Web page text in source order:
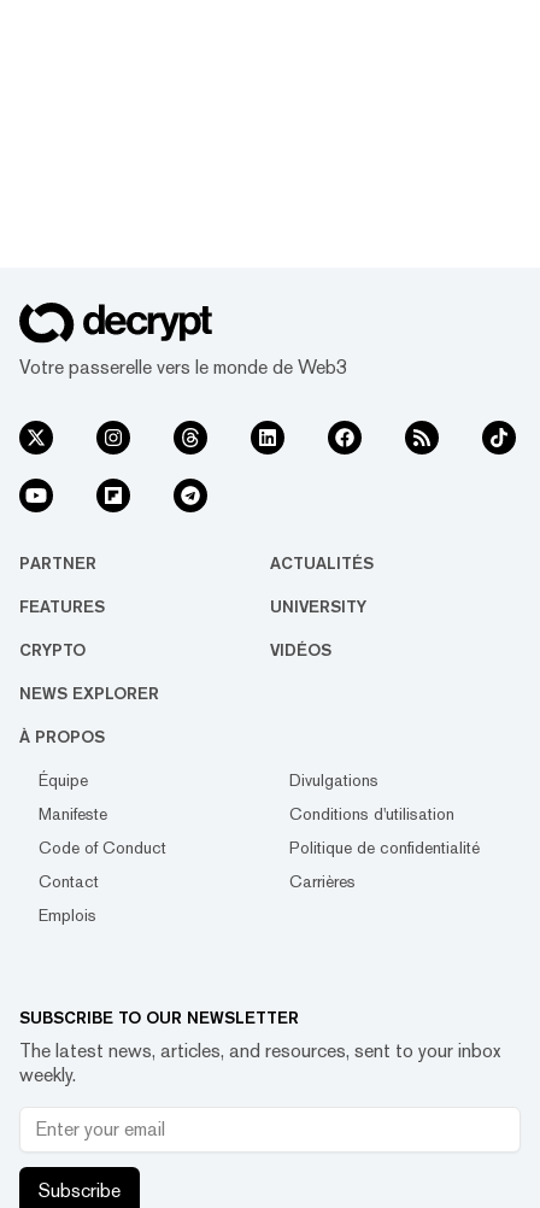
Votre passerelle vers le monde de Web3
PARTNER ACTUALITÉS
FEATURES UNIVERSITY
CRYPTO VIDÉOS
NEWS EXPLORER
À PROPOS
Équipe
Divulgations
Manifeste
Conditions d'utilisation
Code of Conduct
Politique de confidentialité
Contact
Carrières
Emplois
SUBSCRIBE TO OUR NEWSLETTER
The latest news, articles, and resources, sent to your inbox
weekly.
Subscribe